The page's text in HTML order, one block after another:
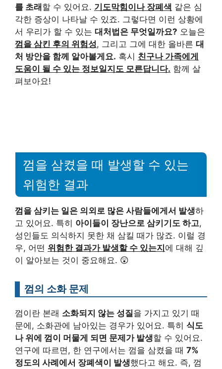
를 초래 할 수 있어요. 기도막힘이나 장폐색 같은 심
각한 증상이 나타날 수 있죠. 그렇다면 이런 상황에
서 우리가 할 수 있는 대처법은 무엇일까요? 오늘은
껌을 삼킨 후의 위험성, 그리고 그에 대한 올바른 대
처 방안을 함께 알아볼게요. 혹시 친구나 가족에게
도움이 될 수 있는 정보일지도 모른답니다. 함께 살
펴보아요!
껌을 삼켰을 때 발생할 수 있는
위험한 결과
껌을 삼키는 일은 의외로 많은 사람들에게서 발생하
고 있어요. 특히 아이들이 장난으로 삼키기도 하고,
성인들도 의식하지 못한 채 삼킬 때가 많죠. 이럴 경
우, 어떤 위험한 결과가 발생할 수 있는지에 대해 깊
이 알아보는 것이 중요해요. 😲
껌의 소화 문제
껌이란 본래 소화되지 않는 성질을 가지고 있기 때
문에, 소화관에 남아있는 경우가 있어요. 특히 식도
나 위에 껌이 머물게 되면 문제가 발생할 수 있어요.
연구에 따르면, 한 연구에서는 껌을 삼켰을 때 7%
정도의 사례에서 장폐색이 발생했다고 해요. 즉, 껌